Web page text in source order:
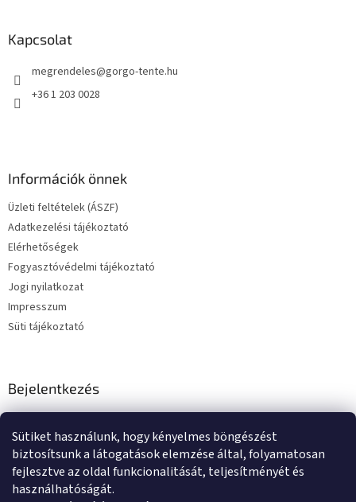
Sütiket használunk, hogy kényelmes böngészést
biztosítsunk a látogatások elemzése által, folyamatosan
fejlesztve az oldal funkcionalitását, teljesítményét és
használhatóságát.
Kapcsolat
megrendeles@gorgo-tente.hu
+36 1 203 0028
Információk önnek
Üzleti feltételek (ÁSZF)
Adatkezelési tájékoztató
Elérhetőségek
Fogyasztóvédelmi tájékoztató
Jogi nyilatkozat
Impresszum
Süti tájékoztató
Bejelentkezés
Jelszó
BEJELENTKEZÉS